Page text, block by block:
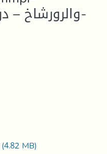
2والرورشاخ – دراسة عيادية مقارنة-
(4.82 MB)